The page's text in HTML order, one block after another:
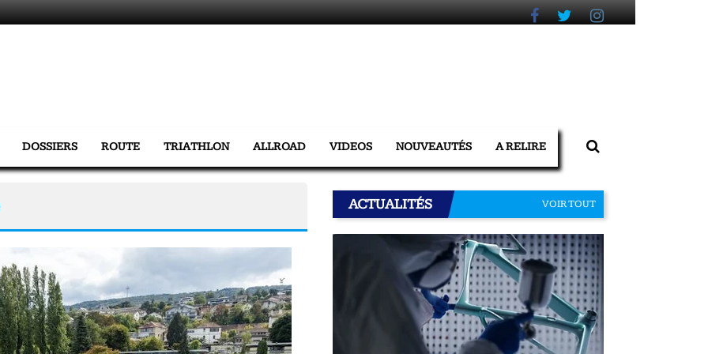
DOSSIERS ROUTE TRIATHLON ALLROAD VIDEOS NOUVEAUTÉS A RELIRE
ACTUALITÉS VOIR TOUT